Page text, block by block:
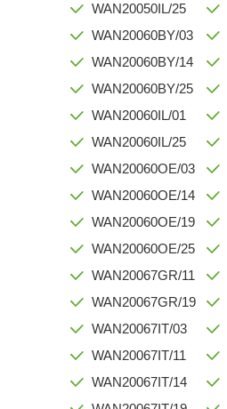
WAN20050IL/25
WAN20060BY/03
WAN20060BY/14
WAN20060BY/25
WAN20060IL/01
WAN20060IL/25
WAN20060OE/03
WAN20060OE/14
WAN20060OE/19
WAN20060OE/25
WAN20067GR/11
WAN20067GR/19
WAN20067IT/03
WAN20067IT/11
WAN20067IT/14